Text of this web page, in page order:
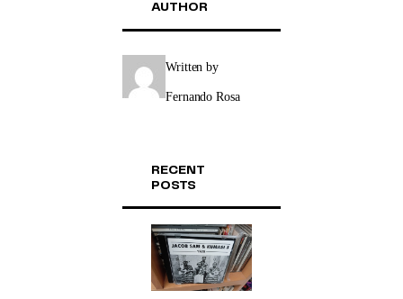
AUTHOR
Written by
Fernando Rosa
RECENT
POSTS